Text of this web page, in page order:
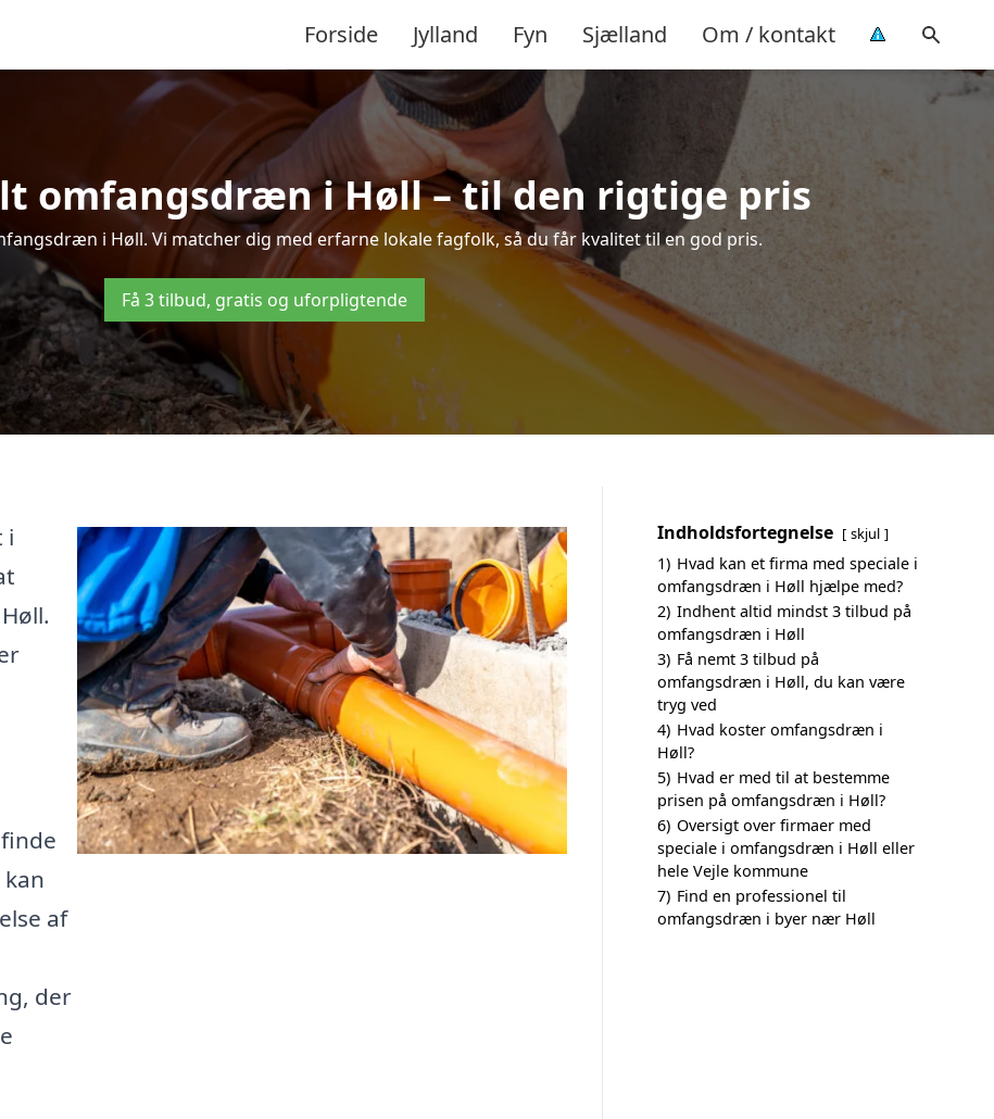
Forside Jylland Fyn Sjælland Om / kontakt
omfangsdræn i Høll – til den rigtige pris
i Høll. Vi matcher dig med erfarne lokale fagfolk, så du får kvalitet til en god pris.
Få 3 tilbud, gratis og uforpligtende
i
af
der
Indholdsfortegnelse skjul
1) Hvad kan et firma med speciale i
omfangsdræn i Høll hjælpe med?
2) Indhent altid mindst 3 tilbud på
omfangsdræn i Høll
3) Få nemt 3 tilbud på
omfangsdræn i Høll, du kan være
tryg ved
4) Hvad koster omfangsdræn i
Høll?
5) Hvad er med til at bestemme
prisen på omfangsdræn i Høll?
6) Oversigt over firmaer med
speciale i omfangsdræn i Høll eller
hele Vejle kommune
7) Find en professionel til
omfangsdræn i byer nær Høll